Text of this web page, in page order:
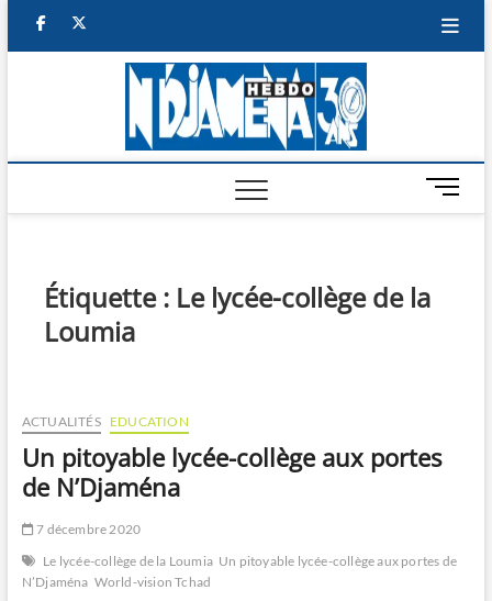
facebook
M
e
Étiquette : Le lycée-collège de la
Loumia
ACTUALITÉS EDUCATION
Un pitoyable lycée-collège aux portes
de N’Djaména
7 décembre 2020
Le lycée-collège de la Loumia Un pitoyable lycée-collège aux portes de
N’Djaména World-vision Tchad